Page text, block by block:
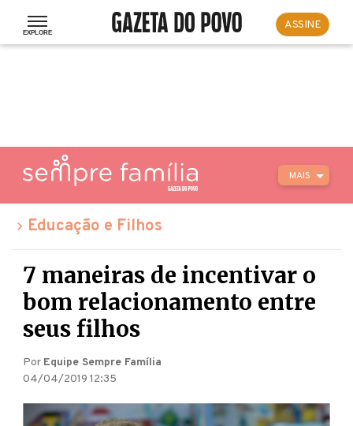
ASSINE
MAIS
Educação e Filhos
7 maneiras de incentivar o
bom relacionamento entre
seus filhos
Por Equipe Sempre Família
04/04/2019 12:35